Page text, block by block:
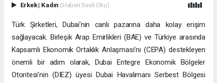
Erkek| Kadın (Haberi Sesli Oku)
Türk Şirketleri, Dubai’nin canlı pazarına daha kolay erişim
sağlayacak. Birleşik Arap Emirlikleri (BAE) ve Türkiye arasında
Kapsamlı Ekonomik Ortaklık Anlaşması’nı (CEPA) destekleyen
önemli bir adım olarak, Dubai Entegre Ekonomik Bölgeler
Otoritesi’nin (DIEZ) üyesi Dubai Havalimanı Serbest Bölgesi